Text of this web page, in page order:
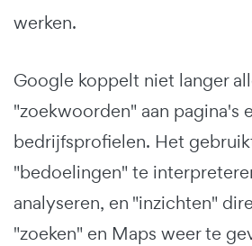
werken.
Google koppelt niet langer
"zoekwoorden" aan pagina's
bedrijfsprofielen. Het
"bedoelingen" te
analyseren, en "inzichten"
"zoeken" en Maps weer te